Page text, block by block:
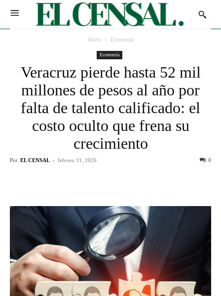
Inicio Economía
Economía
Veracruz pierde hasta 52 mil
millones de pesos al año por
falta de talento calificado: el
costo oculto que frena su
crecimiento
Por EL CENSAL - febrero 11, 2026 0